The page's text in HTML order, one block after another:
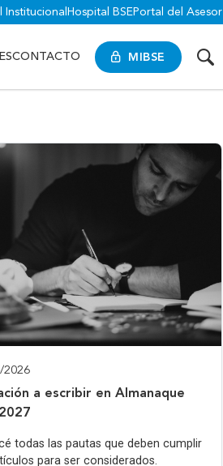
Institucional Hospital BSE Portal del Asesor
MIBSE
CONTACTO
2026
a escribir en Almanaque
todas las pautas que deben cumplir
para ser considerados.